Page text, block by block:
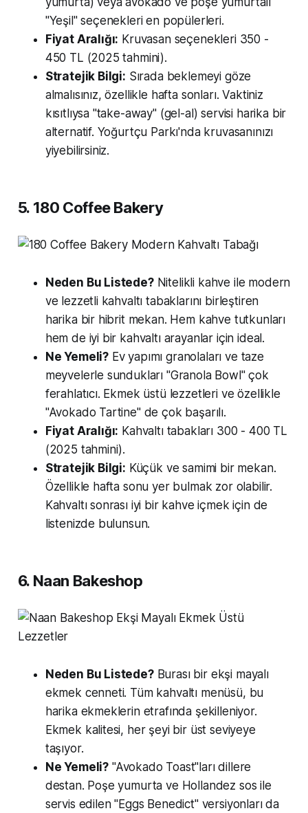
"Yeşil" seçenekleri en popülerleri.
Fiyat Aralığı: Kruvasan seçenekleri 350 -
450 TL (2025 tahmini).
Stratejik Bilgi: Sırada beklemeyi göze
almalısınız, özellikle hafta sonları. Vaktiniz
kısıtlıysa "take-away" (gel-al) servisi harika bir
alternatif. Yoğurtçu Parkı'nda kruvasanınızı
yiyebilirsiniz.
5. 180 Coffee Bakery
Neden Bu Listede?Nitelikli kahve ile modern
ve lezzetli kahvaltı tabaklarını birleştiren
harika bir hibrit mekan. Hem kahve tutkunları
hem de iyi bir kahvaltı arayanlar için ideal.
Ne Yemeli? Ev yapımı granolaları ve taze
meyvelerle sundukları "Granola Bowl" çok
ferahlatıcı. Ekmek üstü lezzetleri ve özellikle
"Avokado Tartine" de çok başarılı.
Fiyat Aralığı: Kahvaltı tabakları 300 - 400 TL
(2025 tahmini).
Stratejik Bilgi: Küçük ve samimi bir mekan.
Özellikle hafta sonu yer bulmak zor olabilir.
Kahvaltı sonrası iyi bir kahve içmek için de
listenizde bulunsun.
6. Naan Bakeshop
Neden Bu Listede?Burası bir ekşi mayalı
ekmek cenneti. Tüm kahvaltı menüsü, bu
harika ekmeklerin etrafında şekilleniyor.
Ekmek kalitesi, her şeyi bir üst seviyeye
taşıyor.
Ne Yemeli? "Avokado Toast"ları dillere
destan. Poşe yumurta ve Hollandez sos ile
servis edilen "Eggs Benedict" versiyonları da